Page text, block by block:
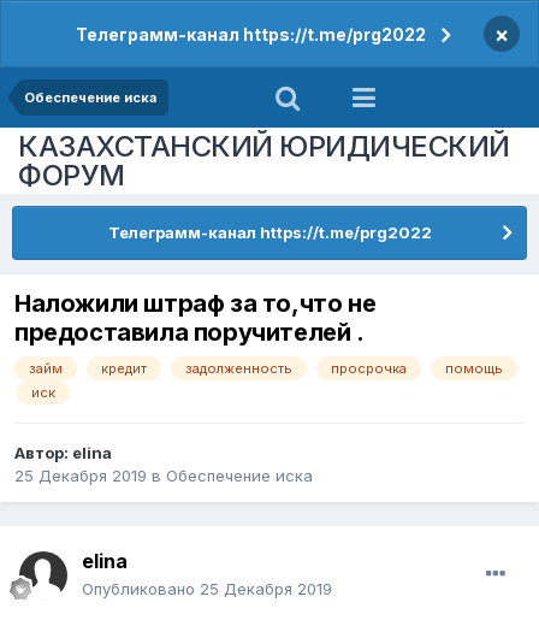
Телеграмм-канал https://t.me/prg2022 ×
Обеспечение иска
КАЗАХСТАНСКИЙ ЮРИДИЧЕСКИЙ
ФОРУМ
Телеграмм-канал https://t.me/prg2022
Наложили штраф за то,что не
предоставила поручителей .
займ кредит задолженность просрочка
помощь
иск
Автор: elina
25 Декабря 2019 в Обеспечение иска
elina
Опубликовано 25 Декабря 2019